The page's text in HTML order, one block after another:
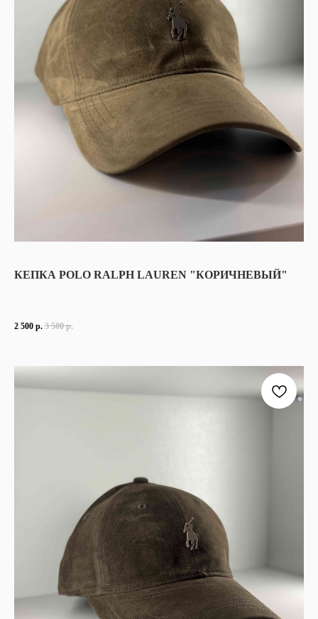
КЕПКА POLO RALPH LAUREN "КОРИЧНЕВЫЙ"
2 500 р. 3 500 р.